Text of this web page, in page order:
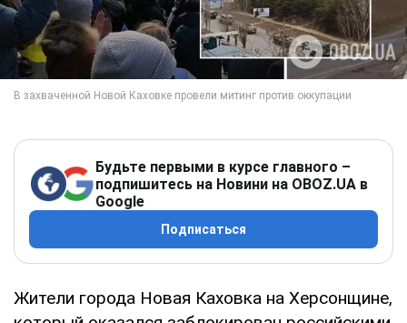
Будьте первыми в курсе главного –
подпишитесь на Новини на OBOZ.UA в
Google
Подписаться
Жители города Новая Каховка на Херсонщине,